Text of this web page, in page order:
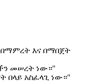
እና በማበጀት
መሠረት ነው።"
በላይ አስፈላጊ ነው።"